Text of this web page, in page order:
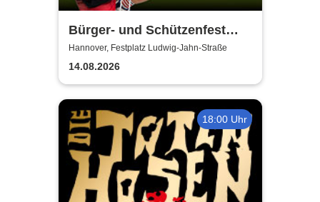
Bürger- und Schützenfest
Misburg
Hannover, Festplatz Ludwig-Jahn-Straße
14.08.2026
18:00 Uhr